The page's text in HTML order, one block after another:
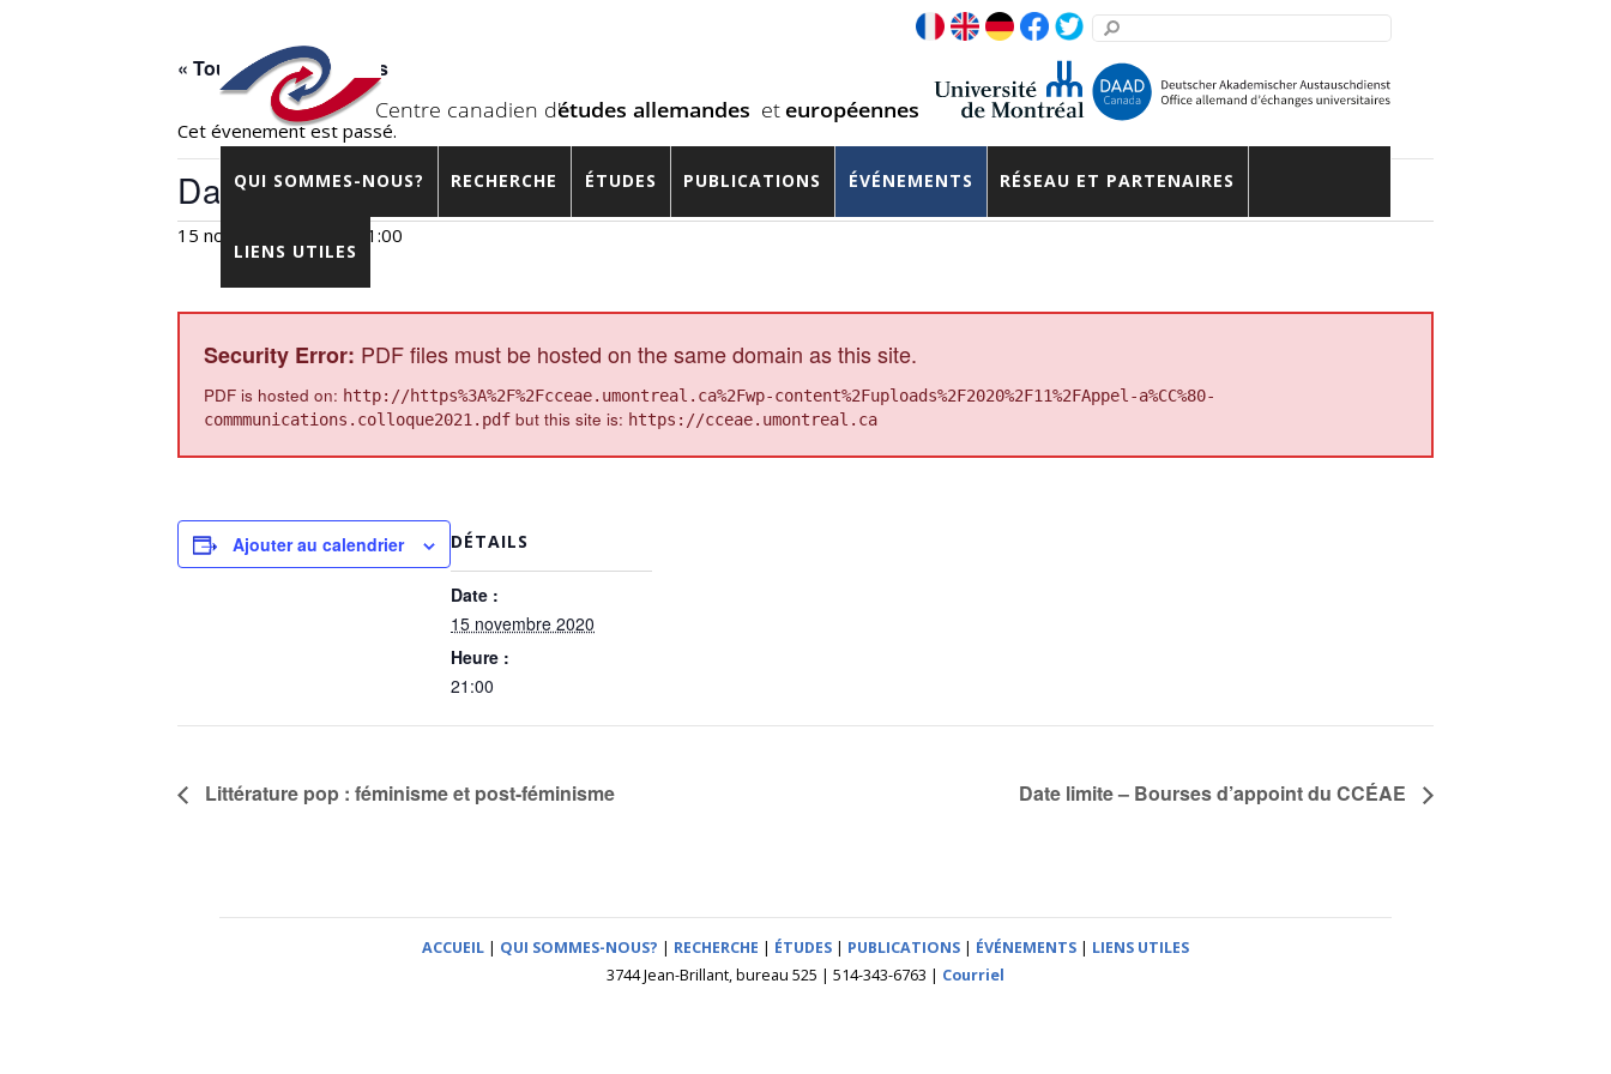
QUI SOMMES-NOUS? RECHERCHE ÉTUDES PUBLICATIONS ÉVÉNEMENTS RÉSEAU ET PARTENAIRES
LIENS UTILES
« Tous les Évènements
Cet évènement est passé.
Date limite – Appel de communications du Colloque de l’AÉDDHUM
15 novembre 2020 – 21:00
Security Error: PDF files must be hosted on the same domain as this site.
PDF is hosted on: http://https%3A%2F%2Fcceae.umontreal.ca%2Fwp-content%2Fuploads%2F2020%2F11%2FAppel-a%CC%80-
commmunications.colloque2021.pdf but this site is: https://cceae.umontreal.ca
Ajouter au calendrier DÉTAILS
Date :
15 novembre 2020
Heure :
21:00
Littérature pop : féminisme et post-féminisme Date limite – Bourses d’appoint du CCÉAE
ACCUEIL | QUI SOMMES-NOUS? | RECHERCHE | ÉTUDES | PUBLICATIONS | ÉVÉNEMENTS | LIENS UTILES
3744 Jean-Brillant, bureau 525 | 514-343-6763 | Courriel